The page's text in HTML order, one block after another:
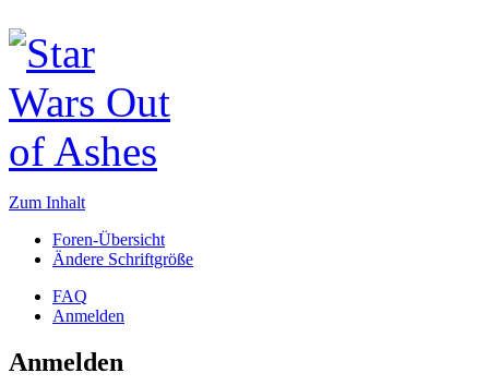
Zum Inhalt
Foren-Übersicht
Ändere Schriftgröße
FAQ
Anmelden
Anmelden